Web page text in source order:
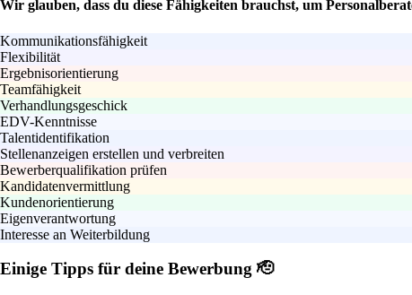
Wir glauben, dass du diese Fähigkeiten brauchst, um
Kommunikationsfähigkeit
Flexibilität
Ergebnisorientierung
Teamfähigkeit
Verhandlungsgeschick
EDV-Kenntnisse
Talentidentifikation
Stellenanzeigen erstellen und verbreiten
Bewerberqualifikation prüfen
Kandidatenvermittlung
Kundenorientierung
Eigenverantwortung
Interesse an Weiterbildung
Einige Tipps für deine Bewerbung 🫡